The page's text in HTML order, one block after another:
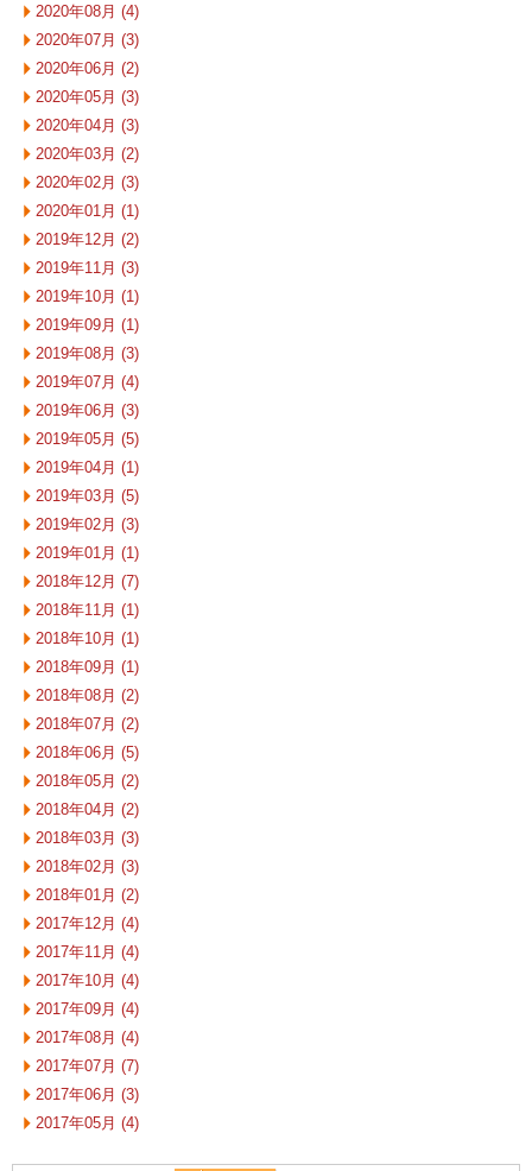
2020年08月 (4)
2020年07月 (3)
2020年06月 (2)
2020年05月 (3)
2020年04月 (3)
2020年03月 (2)
2020年02月 (3)
2020年01月 (1)
2019年12月 (2)
2019年11月 (3)
2019年10月 (1)
2019年09月 (1)
2019年08月 (3)
2019年07月 (4)
2019年06月 (3)
2019年05月 (5)
2019年04月 (1)
2019年03月 (5)
2019年02月 (3)
2019年01月 (1)
2018年12月 (7)
2018年11月 (1)
2018年10月 (1)
2018年09月 (1)
2018年08月 (2)
2018年07月 (2)
2018年06月 (5)
2018年05月 (2)
2018年04月 (2)
2018年03月 (3)
2018年02月 (3)
2018年01月 (2)
2017年12月 (4)
2017年11月 (4)
2017年10月 (4)
2017年09月 (4)
2017年08月 (4)
2017年07月 (7)
2017年06月 (3)
2017年05月 (4)